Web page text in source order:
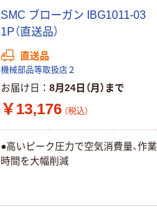
SMC ブローガン IBG1011-03
1P（直送品）
直送品
機械部品等取扱店２
お届け日 8月24日（月）まで
￥13,176 （税込）
●高いピーク圧力で空気消費量、作業
時間を大幅削減